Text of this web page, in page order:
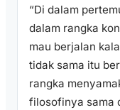
“Di dalam
dalam rangka
mau berjalan
tidak sama itu
rangka
filosofinya sama